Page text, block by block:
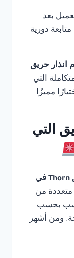
بعد
دورية
انذار حريق
التي
مميزًا
التي
صيانة نظام انذار حريق Thorn في
متعددة من
بحسب
ومن أشهر